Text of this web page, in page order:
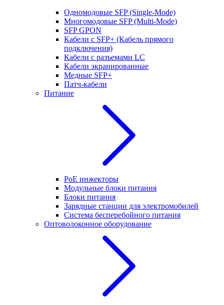
Одномодовые SFP (Single-Mode)
Многомодовые SFP (Multi-Mode)
SFP GPON
Кабели с SFP+ (Кабель прямого
подключения)
Кабели с разъемами LC
Кабели экранированные
Медные SFP+
Патч-кабели
Питание
PoE инжекторы
Модульные блоки питания
Блоки питания
Зарядные станции для электромобилей
Система бесперебойного питания
Оптоволоконное оборудование